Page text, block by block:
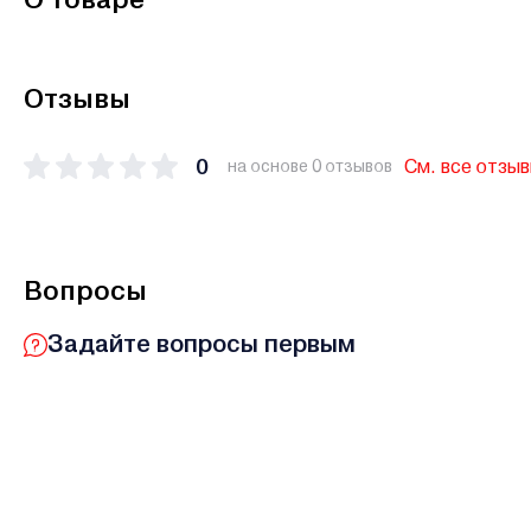
Отзывы
0 на основе 0 отзывов См. все
Вопросы
Задайте вопросы первым